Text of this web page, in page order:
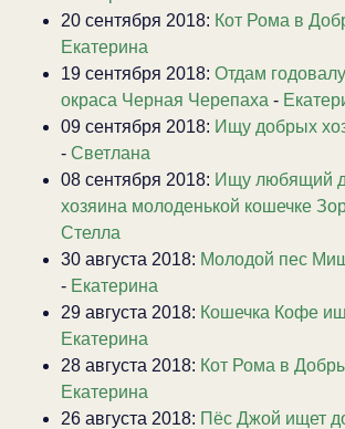
20 сентября 2018: Кот Рома в
Екатерина
19 сентября 2018: Отдам
окраса Черная Черепаха -
09 сентября 2018: Ищу добрых
- Светлана
08 сентября 2018: Ищу любящий
хозяина молоденькой кошечке
Стелла
30 августа 2018: Молодой пес
- Екатерина
29 августа 2018: Кошечка Кофе
Екатерина
28 августа 2018: Кот Рома в
Екатерина
26 августа 2018: Пёс Джой ищет